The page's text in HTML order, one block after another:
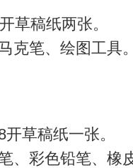
草稿纸两张。
克笔、绘图工具
草稿纸一张。
、彩色铅笔、橡